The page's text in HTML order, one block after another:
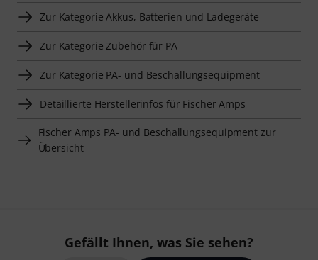
Zur Kategorie Akkus, Batterien und Ladegeräte
Zur Kategorie Zubehör für PA
Zur Kategorie PA- und Beschallungsequipment
Detaillierte Herstellerinfos für Fischer Amps
Fischer Amps PA- und Beschallungsequipment zur
Übersicht
Gefällt Ihnen, was Sie sehen?